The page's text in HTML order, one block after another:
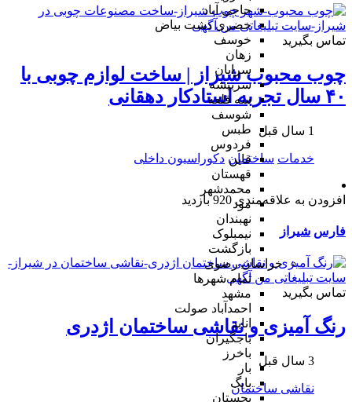
حاجی آباد
خضری دشت بیاض
خوسف
زهان
سرایان
سربیشه
سه قلعه
شوسف
طبس
فردوس
قاین
قهستان
محمدشهر
مود
نهبندان
نیمبلوک
بازگشت
خراسان رضوی
تمام شهر‌ها
مشهد
احمدآباد صولت
انابد
باجگیران
باخرز
بار
بایگ
بجستان
تماس بگیرید
چوب محبوب شیراز | ساخت لوازم چوبی با
۴۰ سال تجربه استادکار دهقانی
1 سال قبل
خدمات ساختمان دکوراسیون داخلی
افزودن به علاقه‌مندی 920 بازدید
فارس شیراز
تماس بگیرید
رنگ آمیزی و نقاشی ساختمان اژدری
3 سال قبل
نقاشی ساختمان